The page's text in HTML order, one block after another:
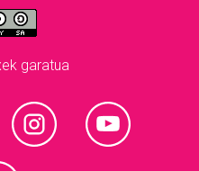
garatua